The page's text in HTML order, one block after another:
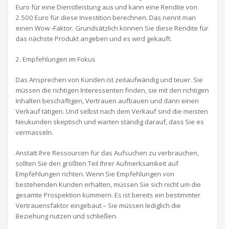
Euro für eine Dienstleistung aus und kann eine Rendite von
2.500 Euro für diese Investition berechnen. Das nennt man
einen Wow -Faktor. Grundsätzlich können Sie diese Rendite für
das nächste Produkt angeben und es wird gekauft.
2. Empfehlungen im Fokus
Das Ansprechen von Kunden ist zeitaufwändig und teuer. Sie
müssen die richtigen Interessenten finden, sie mit den richtigen
Inhalten beschäftigen, Vertrauen aufbauen und dann einen
Verkauf tätigen. Und selbst nach dem Verkauf sind die meisten
Neukunden skeptisch und warten ständig darauf, dass Sie es
vermasseln.
Anstatt Ihre Ressourcen für das Aufsuchen zu verbrauchen,
sollten Sie den größten Teil Ihrer Aufmerksamkeit auf
Empfehlungen richten. Wenn Sie Empfehlungen von
bestehenden Kunden erhalten, müssen Sie sich nicht um die
gesamte Prospektion kümmern. Es ist bereits ein bestimmter
Vertrauensfaktor eingebaut – Sie müssen lediglich die
Beziehung nutzen und schließen.